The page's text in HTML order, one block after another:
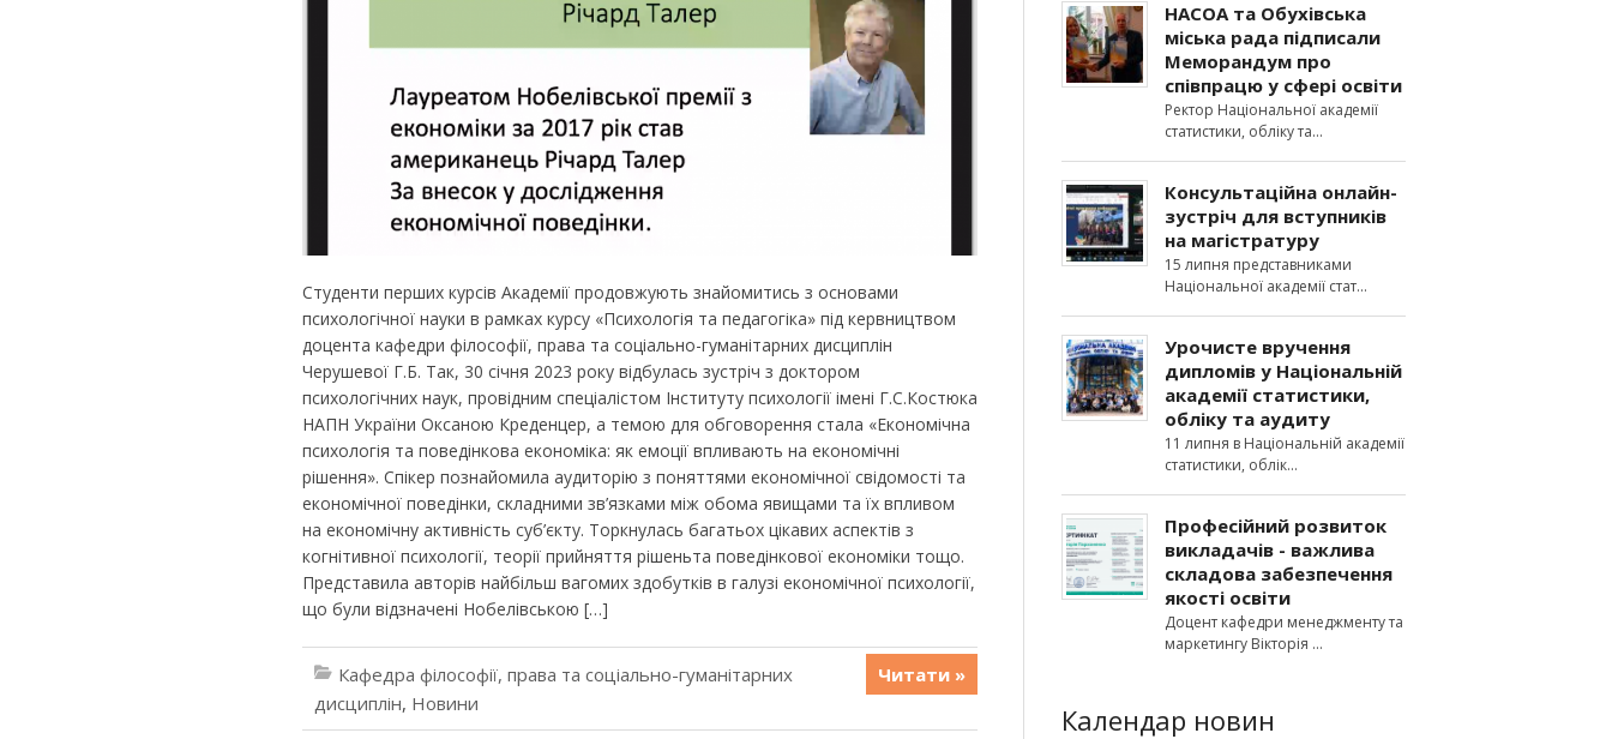
Студенти перших курсів Академії продовжують знайомитись з основами
психологічної науки в рамках курсу «Психологія та педагогіка» під кервництвом
доцента кафедри філософії, права та соціально-гуманітарних дисциплін
Черушевої Г.Б. Так, 30 січня 2023 року відбулась зустріч з доктором
психологічних наук, провідним спеціалістом Інституту психології імені Г.С.Костюка
НАПН України Оксаною Креденцер, а темою для обговорення стала «Економічна
психологія та поведінкова економіка: як емоції впливають на економічні
рішення». Спікер познайомила аудиторію з поняттями економічної свідомості та
економічної поведінки, складними зв’язками між обома явищами та їх впливом
на економічну активність суб’єкту. Торкнулась багатьох цікавих аспектів з
когнітивної психології, теорії прийняття рішеньта поведінкової економіки тощо.
Представила авторів найбільш вагомих здобутків в галузі економічної психології,
що були відзначені Нобелівською […]
Кафедра філософії, права та соціально-гуманітарних
дисциплін, Новини
Читати »
НАСОА та Обухівська
міська рада підписали
Меморандум про
співпрацю у сфері освіти
Ректор Національної академії
статистики, обліку та
Консультаційна онлайн-
зустріч для вступників
на магістратуру
15 липня представниками
Національної академії стат
Урочисте вручення
дипломів у Національній
академії статистики,
обліку та аудиту
11 липня в Національній академії
статистики, облік
Професійний розвиток
викладачів - важлива
складова забезпечення
якості освіти
Доцент кафедри менеджменту та
маркетингу Вікторія
Календар новин